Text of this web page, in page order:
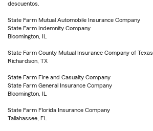
descuentos.
State Farm Mutual Automobile Insurance Company
State Farm Indemnity Company
Bloomington, IL
State Farm County Mutual Insurance Company of Texas
Richardson, TX
State Farm Fire and Casualty Company
State Farm General Insurance Company
Bloomington, IL
State Farm Florida Insurance Company
Tallahassee, FL